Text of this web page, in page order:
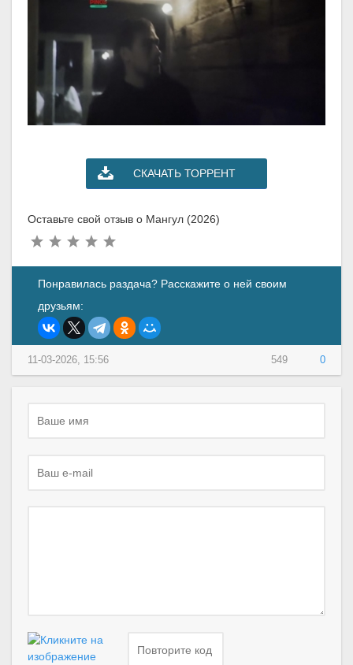
СКАЧАТЬ ТОРРЕНТ
Оставьте свой отзыв о Мангул (2026)
Понравилась раздача? Расскажите о ней своим
друзьям:
549 0
11-03-2026, 15:56